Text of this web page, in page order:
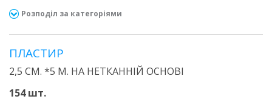
Розподіл за категоріями
ПЛАСТИР
2,5 СМ. *5 М. НА НЕТКАННІЙ ОСНОВІ
154 шт.